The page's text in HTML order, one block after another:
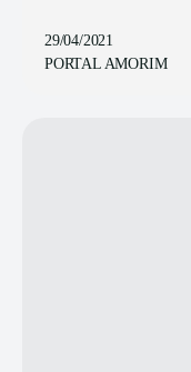
29/04/2021
PORTAL AMORIM